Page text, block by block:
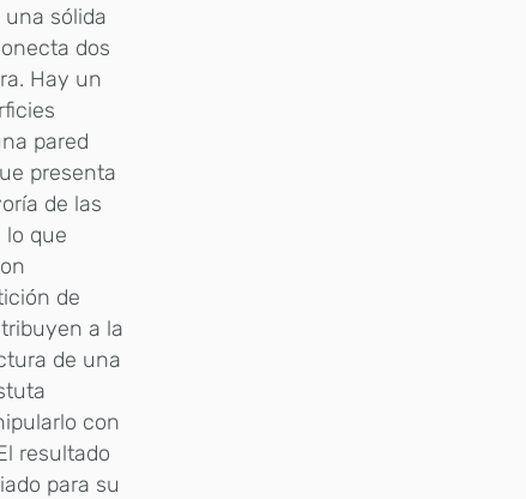
sólida
dos
Hay un
pared
presenta
de las
lo que
de
a la
de una
con
resultado
para su